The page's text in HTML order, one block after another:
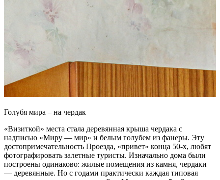
Голубя мира – на чердак
«Визиткой» места стала деревянная крыша чердака с
надписью «Миру — мир» и белым голубем из фанеры. Эту
достопримечательность Проезда, «привет» конца 50-х, любят
фотографировать залетные туристы. Изначально дома были
построены одинаково: жилые помещения из камня, чердаки
— деревянные. Но с годами практически каждая типовая